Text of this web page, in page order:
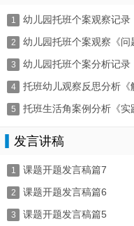
1
幼儿园托班个案观察记录
2 幼儿园托班个案观察《
为）》
3
幼儿园托班个案分析记录
4
托班幼儿观察反思分析《
5 托班生活角案例分析《实
发言讲稿
1
课题开题发言稿篇7
2
课题开题发言稿篇6
3
课题开题发言稿篇5